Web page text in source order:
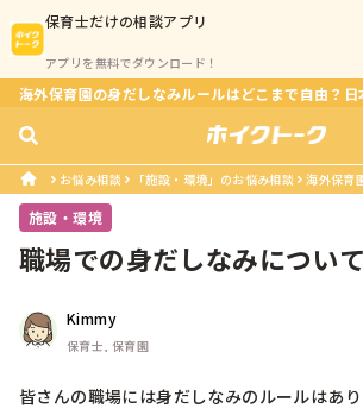
保育士だけの相談アプリ
アプリを無料でダウンロード！
海外保育園の身だしなみルールはどこまで自由？日
お悩み相談 「施設・環境」のお悩み相談 海外保育
施設・環境
職場での身だしなみについて
Kimmy
保育士, 保育園
皆さんの職場には身だしなみのルールはあ